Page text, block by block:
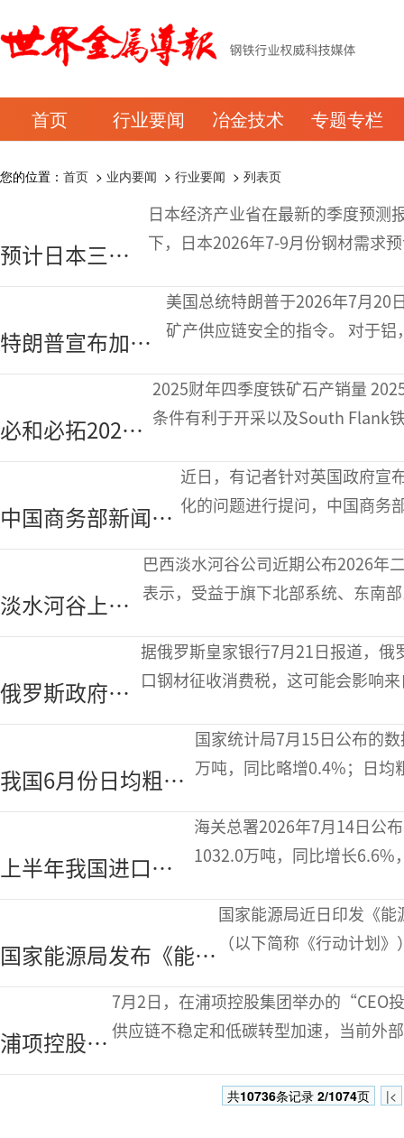
首页 行业要闻 冶金技术 专题专栏
您的位置： 首页 > 业内要闻 > 行业要闻 > 列表页
预计日本三季
度钢材需求同
日本经济产业省在最新的季度预测
下，日本2026年7-9月份钢材需求
特朗普宣布加强
美国铝、关键矿
美国总统特朗普于2026年7月20
矿产供应链安全的指令。 对于铝，特朗普指示商务部长制定一项激励计划，
必和必拓2025
财年铁矿石产量
2025财年四季度铁矿石产销量 2025财年四季度（2026年二季度），受益于天气
条件有利于开采以及South Flank
中国商务部新闻发
言人回应英国钢铁
公司国有化问题
近日，有记者针对英国政府宣
化的问题进行提问，中国商务
淡水河谷上半
年铁矿石产销
巴西淡水河谷公司近期公布2026年
表示，受益于旗下北部系统、东南
俄罗斯政府考
虑对进口钢材
据俄罗斯皇家银行7月21日报道，俄
口钢材征收消费税，这可能会影响
我国6月份日均粗钢
产量为278.9万吨 环
国家统计局7月15日公布的
万吨，同比略增0.4%；日均
上半年我国进口铁
矿石62886.8万吨 同
海关总署2026年7月14日公
1032.0万吨，同比增长6.6%
国家能源局发布《能源
领域节能降碳行动计划
（2026-2028年）》
国家能源局近日印发《
（以下简称《行动计划》）。 《行动计划》与《新型
浦项控股新
经营发展战
7月2日，在浦项控股集团举办的“CEO
供应链不稳定和低碳转型加速，当前外
|<
共10736条记录 2/1074页